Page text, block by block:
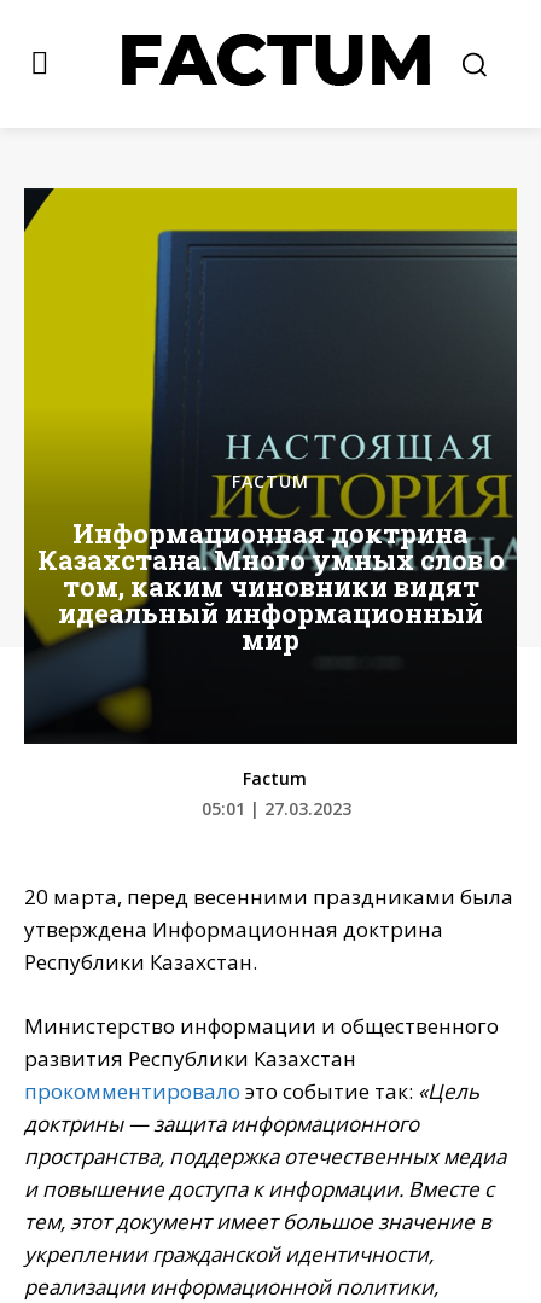
FACTUM
Информационная доктрина
Казахстана. Много умных слов о
том, каким чиновники видят
идеальный информационный
мир
Factum
05:01 | 27.03.2023
20 марта, перед весенними праздниками была
утверждена Информационная доктрина
Республики Казахстан.
Министерство информации и общественного
развития Республики Казахстан
прокомментировало это событие так: «Цель
доктрины — защита информационного
пространства, поддержка отечественных медиа
и повышение доступа к информации. Вместе с
тем, этот документ имеет большое значение в
укреплении гражданской идентичности,
реализации информационной политики,